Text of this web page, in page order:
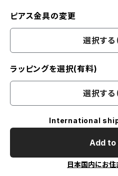
ピアス金具の変更
選択する
ラッピングを選択(有料)
選択する
International
Add
日本国内にお